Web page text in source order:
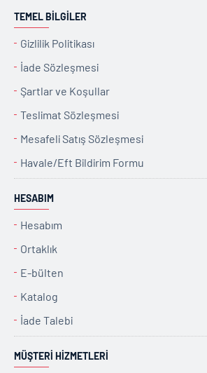
TEMEL BILGILER
Gizlilik Politikası
İade Sözleşmesi
Şartlar ve Koşullar
Teslimat Sözleşmesi
Mesafeli Satış Sözleşmesi
Havale/Eft Bildirim Formu
HESABIM
Hesabım
Ortaklık
E-bülten
Katalog
İade Talebi
MÜŞTERI HIZMETLERI